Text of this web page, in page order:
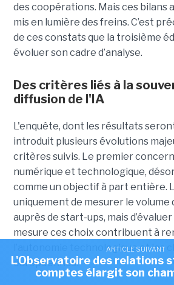
ARTICLE SUIVANT
L'Observatoire des relations
comptes élargit son
des coopérations. Mais ces bilans
mis en lumière des freins. C’est
de ces constats que la troisième
évoluer son cadre d’analyse.
Des critères liés à la
diffusion de l'IA
L'enquête, dont les résultats
introduit plusieurs évolutions
critères suivis. Le premier
numérique et technologique,
comme un objectif à part entière.
uniquement de mesurer le volume
auprès de start-ups, mais
mesure ces choix contribuent à
l’autonomie technologique et les
européennes.